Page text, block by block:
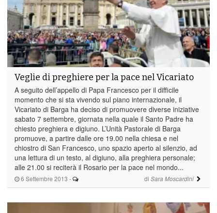
6 Settembre 2013 - di Sara Moscardini
Veglie di preghiere per la pace nel Vicariato
A seguito dell’appello di Papa Francesco per il difficile
momento che si sta vivendo sul piano internazionale, il
Vicariato di Barga ha deciso di promuovere diverse iniziative
sabato 7 settembre, giornata nella quale il Santo Padre ha
chiesto preghiera e digiuno. L’Unità Pastorale di Barga
promuove, a partire dalle ore 19.00 nella chiesa e nel
chiostro di San Francesco, uno spazio aperto al silenzio, ad
una lettura di un testo, al digiuno, alla preghiera personale;
alle 21.00 si reciterà il Rosario per la pace nel mondo...